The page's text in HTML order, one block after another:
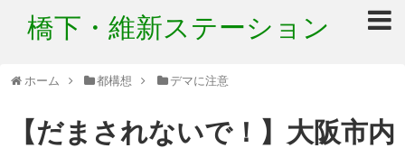
橋下・維新ステーション
ホーム 都構想 デマに注意
【だまされないで！】大阪市内